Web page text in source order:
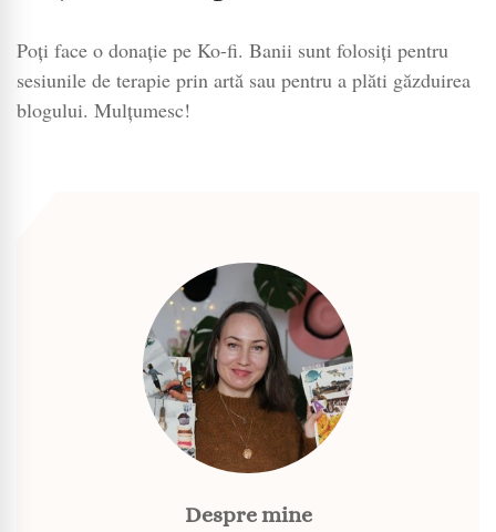
Poți face o donație pe Ko-fi. Banii sunt folosiți pentru
sesiunile de terapie prin artă sau pentru a plăti găzduirea
blogului. Mulțumesc!
Despre mine